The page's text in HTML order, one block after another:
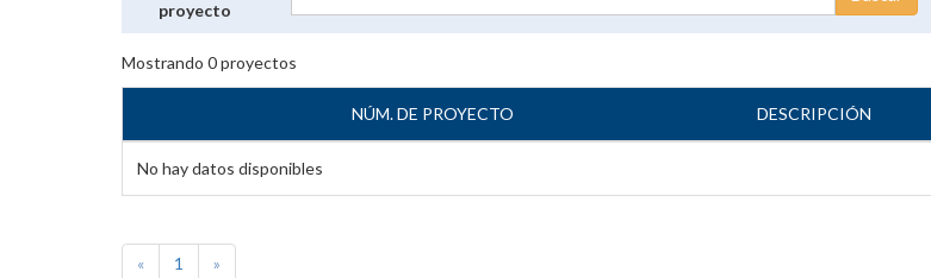
proyecto
Mostrando 0proyectos
NÚM. DE PROYECTO DESCRIPCIÓN
No hay datos disponibles
« 1 »